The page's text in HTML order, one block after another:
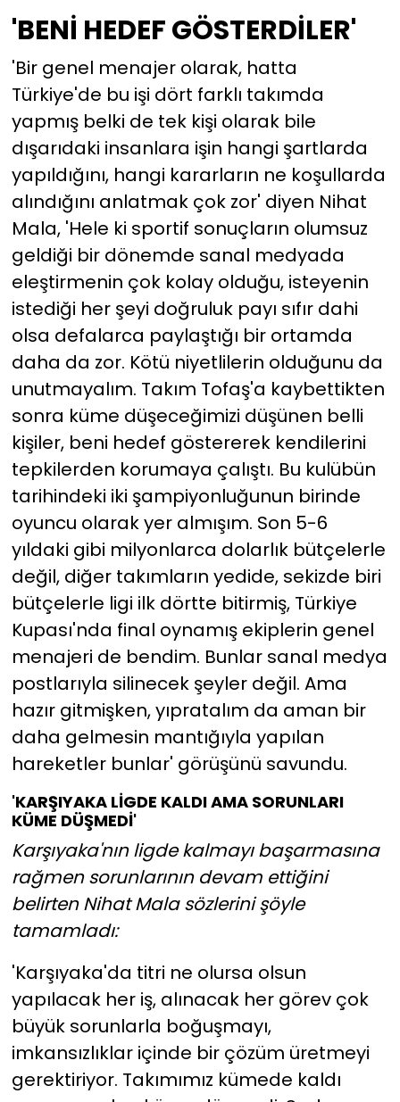
'BENİ HEDEF GÖSTERDİLER'
'Bir genel menajer olarak, hatta
Türkiye'de bu işi dört farklı takımda
yapmış belki de tek kişi olarak bile
dışarıdaki insanlara işin hangi şartlarda
yapıldığını, hangi kararların ne koşullarda
alındığını anlatmak çok zor' diyen Nihat
Mala, 'Hele ki sportif sonuçların olumsuz
geldiği bir dönemde sanal medyada
eleştirmenin çok kolay olduğu, isteyenin
istediği her şeyi doğruluk payı sıfır dahi
olsa defalarca paylaştığı bir ortamda
daha da zor. Kötü niyetlilerin olduğunu da
unutmayalım. Takım Tofaş'a kaybettikten
sonra küme düşeceğimizi düşünen belli
kişiler, beni hedef göstererek kendilerini
tepkilerden korumaya çalıştı. Bu kulübün
tarihindeki iki şampiyonluğunun birinde
oyuncu olarak yer almışım. Son 5-6
yıldaki gibi milyonlarca dolarlık bütçelerle
değil, diğer takımların yedide, sekizde biri
bütçelerle ligi ilk dörtte bitirmiş, Türkiye
Kupası'nda final oynamış ekiplerin genel
menajeri de bendim. Bunlar sanal medya
postlarıyla silinecek şeyler değil. Ama
hazır gitmişken, yıpratalım da aman bir
daha gelmesin mantığıyla yapılan
hareketler bunlar' görüşünü savundu.
'KARŞIYAKA LİGDE KALDI AMA SORUNLARI
KÜME DÜŞMEDİ'
Karşıyaka'nın ligde kalmayı başarmasına
rağmen sorunlarının devam ettiğini
belirten Nihat Mala sözlerini şöyle
tamamladı:
'Karşıyaka'da titri ne olursa olsun
yapılacak her iş, alınacak her görev çok
büyük sorunlarla boğuşmayı,
imkansızlıklar içinde bir çözüm üretmeyi
gerektiriyor. Takımımız kümede kaldı